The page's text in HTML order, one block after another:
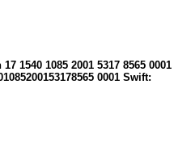
17 1540 1085 2001 5317 8565 0001
0001 Swift: